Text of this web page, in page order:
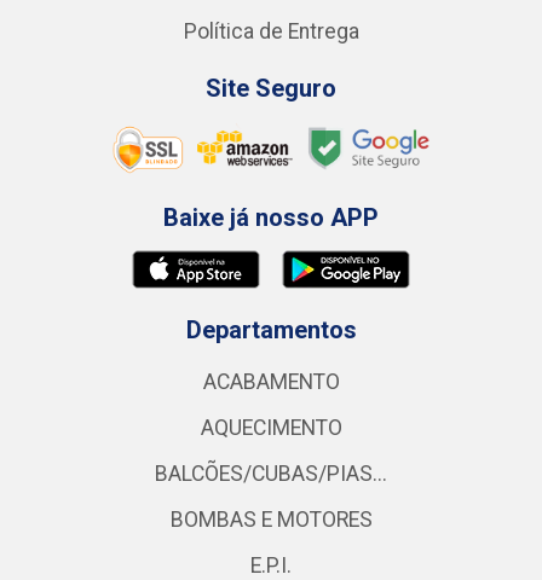
Política de Entrega
Site Seguro
Baixe já nosso APP
Departamentos
ACABAMENTO
AQUECIMENTO
BALCÕES/CUBAS/PIAS...
BOMBAS E MOTORES
E.P.I.